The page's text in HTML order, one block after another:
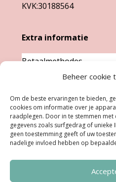
Beheer cookie
Om de beste ervaringen te bieden,
cookies om informatie over je
raadplegen. Door in te stemmen met
gegevens zoals surfgedrag of unieke
geen toestemming geeft of uw
nadelige invloed hebben op
KVK:30188564
Extra informatie
Betaalmethodes
Garantie & klachten
Levertijd &
verzendkosten
Retourneren
Openingstijden